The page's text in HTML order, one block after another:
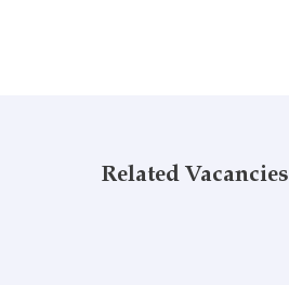
Related Vacancies